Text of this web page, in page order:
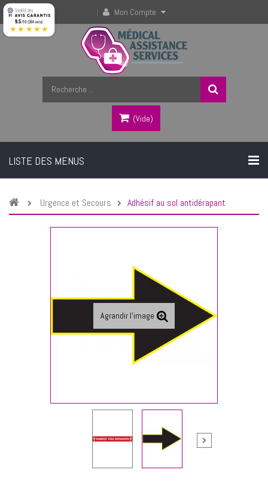
Mon Compte
(vide)
LISTE DES MENUS
Urgence et Secours Adhésif au sol antidérapant
Agrandir l'image
9.5/10 (364 avis)
★★★★★